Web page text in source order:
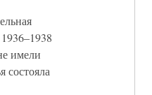
имели
состояла